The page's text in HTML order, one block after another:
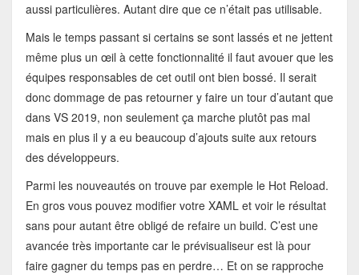
aussi particulières. Autant dire que ce n’était pas utilisable.
Mais le temps passant si certains se sont lassés et ne jettent
même plus un œil à cette fonctionnalité il faut avouer que les
équipes responsables de cet outil ont bien bossé. Il serait
donc dommage de pas retourner y faire un tour d’autant que
dans VS 2019, non seulement ça marche plutôt pas mal
mais en plus il y a eu beaucoup d’ajouts suite aux retours
des développeurs.
Parmi les nouveautés on trouve par exemple le Hot Reload.
En gros vous pouvez modifier votre XAML et voir le résultat
sans pour autant être obligé de refaire un build. C’est une
avancée très importante car le prévisualiseur est là pour
faire gagner du temps pas en perdre… Et on se rapproche